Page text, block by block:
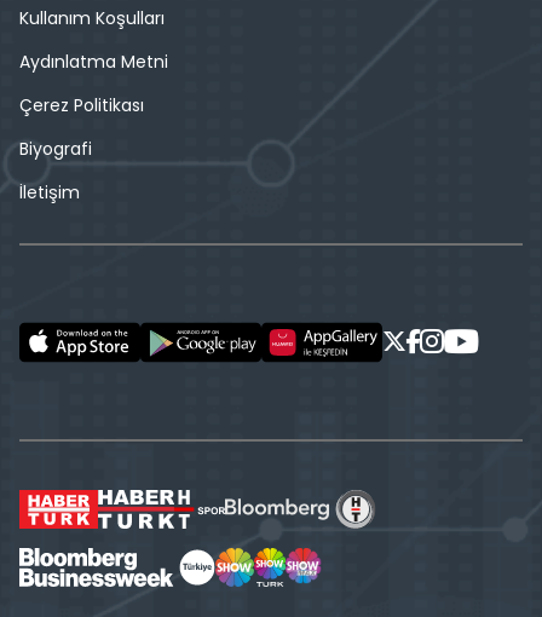
Kullanım Koşulları
Aydınlatma Metni
Çerez Politikası
Biyografi
İletişim